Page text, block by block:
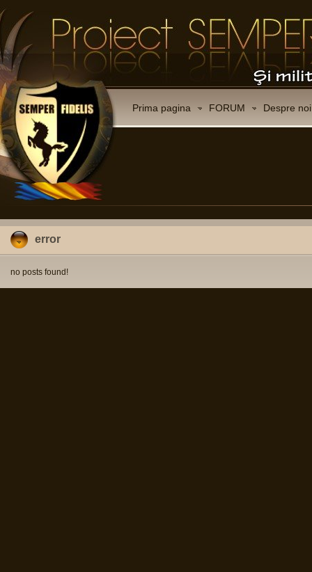
Prima pagina FORUM Despre noi
error
no posts found!